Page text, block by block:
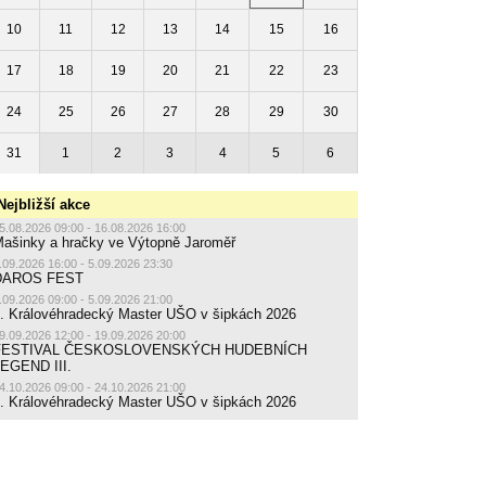
10 11 12 13 14 15 16
17 18 19 20 21 22 23
24 25 26 27 28 29 30
31 1 2 3 4 5 6
Nejbližší akce
09:00 - 16.08.2026 16:00
a hračky ve Výtopně Jaroměř
16:00 - 5.09.2026 23:30
FEST
09:00 - 5.09.2026 21:00
Královéhradecký Master UŠO v šipkách 2026
12:00 - 19.09.2026 20:00
ČESKOSLOVENSKÝCH HUDEBNÍCH
III.
09:00 - 24.10.2026 21:00
Královéhradecký Master UŠO v šipkách 2026